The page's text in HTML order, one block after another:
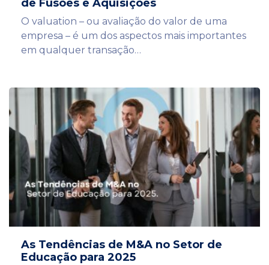
de Fusões e Aquisições
O valuation – ou avaliação do valor de uma
empresa – é um dos aspectos mais importantes
em qualquer transação…
As Tendências de M&A no Setor de
Educação para 2025